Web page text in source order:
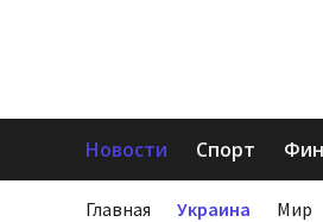
Новости Спорт
Главная Украина Мир